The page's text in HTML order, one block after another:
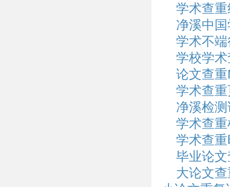
学术查
净溪中
学术不
学校学
论文查
学术查
净溪检
学术查
学术查
毕业论
大论文